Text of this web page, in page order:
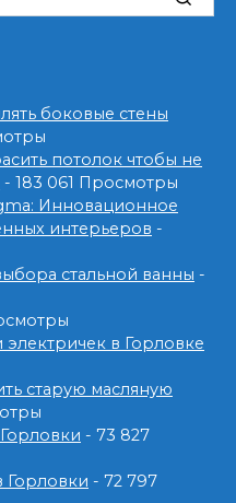
боковые стены
потолок чтобы не
- 183 061 Просмотры
Инновационное
интерьеров -
стальной ванны -
в Горловке
старую масляную
- 73 827
Горловки - 72 797